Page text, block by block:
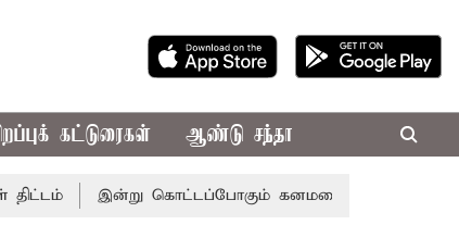
கட்டுரைகள் ஆண்டு சந்தா
இன்று கொட்டப்போகும் கனமழை.. எந்தெந்த